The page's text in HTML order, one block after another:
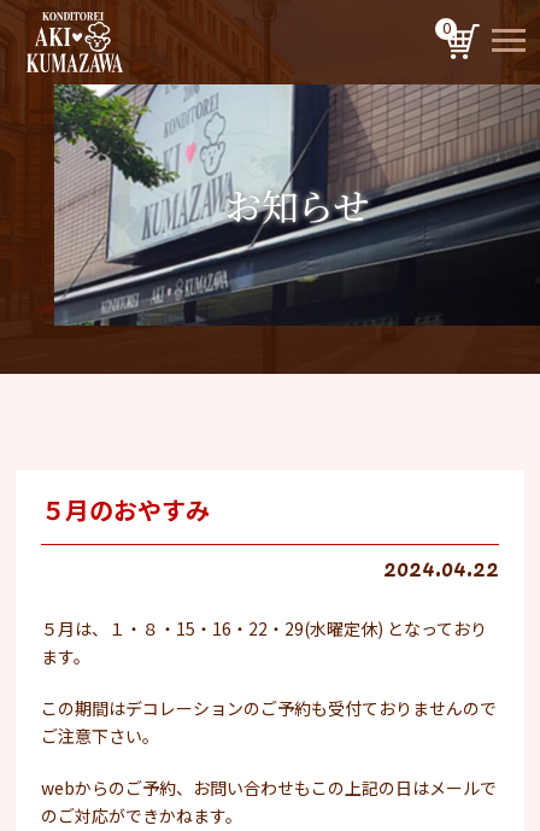
お知らせ
0
５月のおやすみ
2024.04.22
５月は、１・８・15・16・22・29(水曜定休) となっており
ます。
この期間はデコレーションのご予約も受付ておりませんので
ご注意下さい。
webからのご予約、お問い合わせもこの上記の日はメールで
のご対応ができかねます。